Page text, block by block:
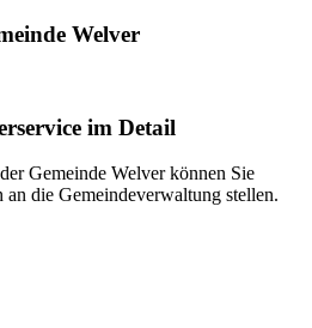
Welver
im Detail
Gemeinde Welver können Sie
die Gemeindeverwaltung stellen.